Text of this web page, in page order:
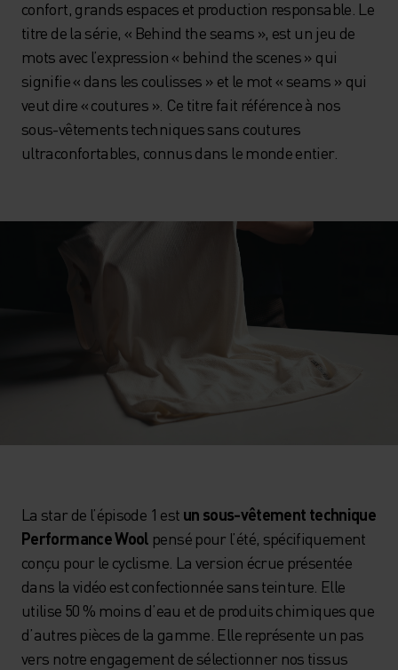
confort, grands espaces et production responsable. Le
titre de la série, « Behind the seams », est un jeu de
mots avec l’expression « behind the scenes » qui
signifie « dans les coulisses » et le mot « seams » qui
veut dire « coutures ». Ce titre fait référence à nos
sous-vêtements techniques sans coutures
ultraconfortables, connus dans le monde entier.
La star de l’épisode 1 est un sous-vêtement technique
Performance Wool pensé pour l’été, spécifiquement
conçu pour le cyclisme. La version écrue présentée
dans la vidéo est confectionnée sans teinture. Elle
utilise 50 % moins d’eau et de produits chimiques que
d’autres pièces de la gamme. Elle représente un pas
vers notre engagement de sélectionner nos tissus